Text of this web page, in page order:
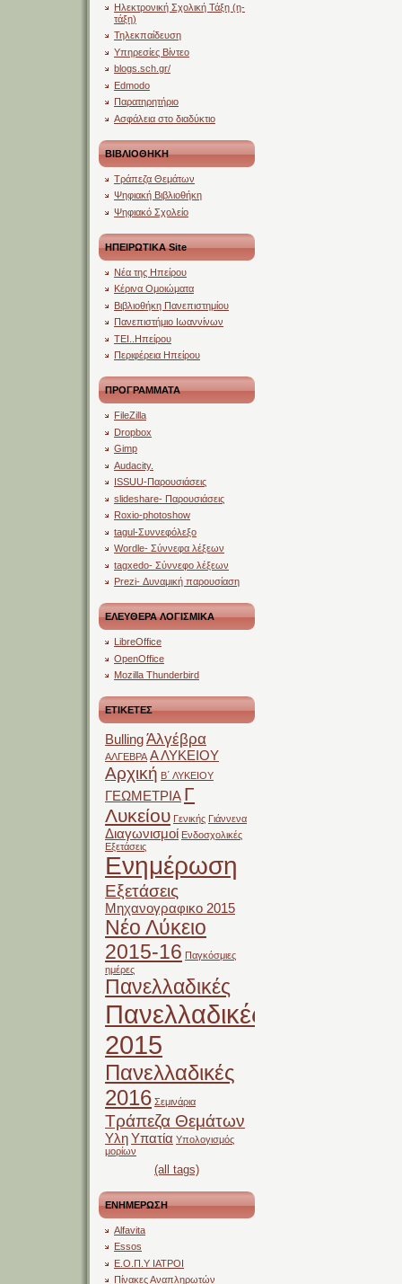
Ηλεκτρονική Σχολική Τάξη (η-
τάξη)
Τηλεκπαίδευση
Υπηρεσίες Βίντεο
blogs.sch.gr/
Edmodo
Παρατηρητήριο
Ασφάλεια στο διαδύκτιο
ΒΙΒΛΙΟΘΗΚΗ
Τράπεζα Θεμάτων
Ψηφιακή Βιβλιοθήκη
Ψηφιακό Σχολείο
ΗΠΕΙΡΩΤΙΚΑ Site
Νέα της Ηπείρου
Κέρινα Ομοιώματα
Βιβλιοθήκη Πανεπιστημίου
Πανεπιστήμιο Ιωαννίνων
ΤΕΙ..Ηπείρου
Περιφέρεια Ηπείρου
ΠΡΟΓΡΑΜΜΑΤΑ
FileZilla
Dropbox
Gimp
Audacity.
ISSUU-Παρουσιάσεις
slideshare- Παρουσιάσεις
Roxio-photoshow
tagul-Συννεφόλεξο
Wordle- Σύννεφα λέξεων
tagxedo- Σύννεφο λέξεων
Prezi- Δυναμική παρουσίαση
ΕΛΕΥΘΕΡΑ ΛΟΓΙΣΜΙΚΑ
LibreOffice
OpenOffice
Mozilla Thunderbird
ΕΤΙΚΕΤΕΣ
BullingΆλγέβρα
ΑΛΓΕΒΡΑ Α ΛΥΚΕΙΟΥ
Αρχική Β΄ ΛΥΚΕΙΟΥ
ΓΕΩΜΕΤΡΙΑ Γ
Λυκείου Γενικής Γιάννενα
Διαγωνισμοί Ενδοσχολικές
Εξετάσεις
Ενημέρωση
Εξετάσεις
Μηχανογραφικο 2015
Νέο Λύκειο
2015-16 Παγκόσμιες
ημέρες
Πανελλαδικές
Πανελλαδικές
2015
Πανελλαδικές
2016 Σεμινάρια
Τράπεζα Θεμάτων
ΥληΥπατία Υπολογισμός
μορίων
(all tags)
ΕΝΗΜΕΡΩΣΗ
Alfavita
Essos
Ε.Ο.Π.Υ ΙΑΤΡΟΙ
Πίνακες Αναπληρωτών